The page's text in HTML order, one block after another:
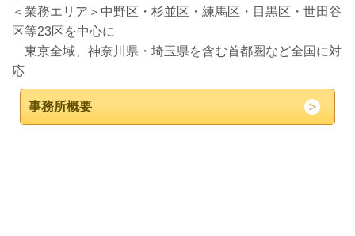
＜業務エリア＞中野区・杉並区・練馬区・目黒区・世田谷
区等23区を中心に
東京全域、神奈川県・埼玉県を含む首都圏など全国に対
応
事務所概要